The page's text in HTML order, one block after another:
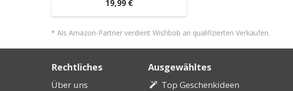
19,99 €
* Als Amazon-Partner verdient Wishbob an qualifizierten Verkäufen.
Rechtliches
Über uns
Ausgewähltes
Top Geschenkideen